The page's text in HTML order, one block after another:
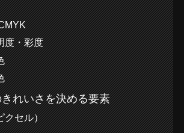
度・彩度
れいさを決める要素
クセル）